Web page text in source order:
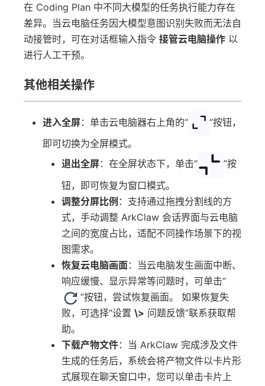
在 Coding Plan 中不同大模型的任务执行能力存在
差异。当云电脑任务因大模型意图识别失败而无法自
动接管时，可在对话框输入指令 接管云电脑操作 以
进行人工干预。
其他相关操作
进入全屏：单击云电脑器右上角的“
”按钮，
即可切换为全屏模式。
退出全屏：在全屏状态下，单击“
”按
钮，即可恢复为窗口模式。
调整分屏比例 ：支持通过拖拽分割线的方
式，手动调整 ArkClaw 会话界面与云电脑
之间的宽度占比，适配不同操作场景下的视
图需求。
恢复云电脑画面：当云电脑发生画面中断、
响应缓慢、显示异常等问题时，可单击“
”按钮，尝试恢复画面。 如果恢复失
败，可选择“设置 \> 问题反馈”联系获取帮
助。
下载产物文件：当 ArkClaw 完成涉及文件
生成的任务后，系统会将产物文件以卡片形
式展现在聊天窗口中，您可以单击卡片上